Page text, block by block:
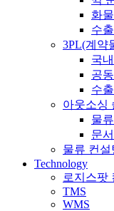
화
수
3PL(계약
국
공
수
아웃소싱
물
문
물류 컨설
Technology
로지스팟
TMS
WMS